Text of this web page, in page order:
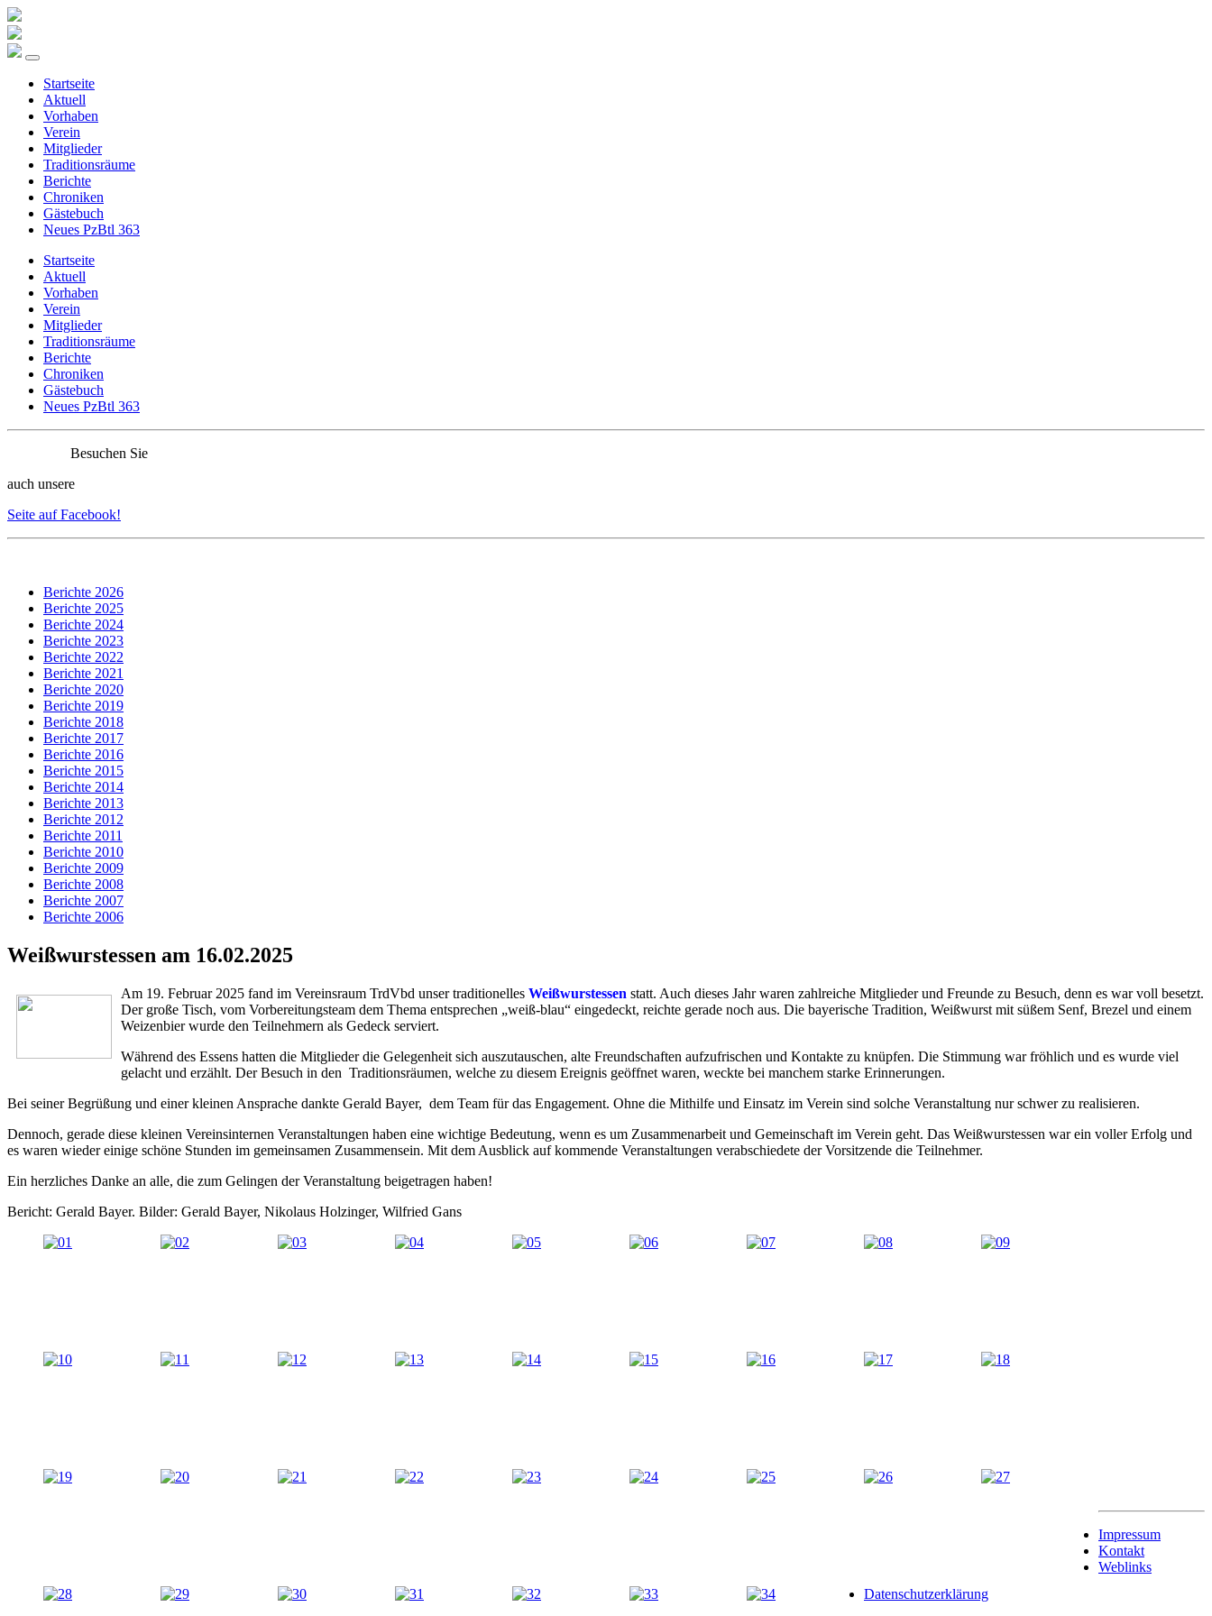
Startseite
Aktuell
Vorhaben
Verein
Mitglieder
Traditionsräume
Berichte
Chroniken
Gästebuch
Neues PzBtl 363
Startseite
Aktuell
Vorhaben
Verein
Mitglieder
Traditionsräume
Berichte
Chroniken
Gästebuch
Neues PzBtl 363
Besuchen Sie
auch unsere
Seite auf Facebook!
Berichte 2026
Berichte 2025
Berichte 2024
Berichte 2023
Berichte 2022
Berichte 2021
Berichte 2020
Berichte 2019
Berichte 2018
Berichte 2017
Berichte 2016
Berichte 2015
Berichte 2014
Berichte 2013
Berichte 2012
Berichte 2011
Berichte 2010
Berichte 2009
Berichte 2008
Berichte 2007
Berichte 2006
Weißwurstessen am 16.02.2025
Am 19. Februar 2025 fand im Vereinsraum TrdVbd unser traditionelles Weißwurstessen statt. Auch dieses Jahr waren zahlreiche Mitglieder und Freunde zu Besuch, denn es war voll besetzt.
Der große Tisch, vom Vorbereitungsteam dem Thema entsprechen „weiß-blau“ eingedeckt, reichte gerade noch aus. Die bayerische Tradition, Weißwurst mit süßem Senf, Brezel und einem
Weizenbier wurde den Teilnehmern als Gedeck serviert.
Während des Essens hatten die Mitglieder die Gelegenheit sich auszutauschen, alte Freundschaften aufzufrischen und Kontakte zu knüpfen. Die Stimmung war fröhlich und es wurde viel
gelacht und erzählt. Der Besuch in den Traditionsräumen, welche zu diesem Ereignis geöffnet waren, weckte bei manchem starke Erinnerungen.
Bei seiner Begrüßung und einer kleinen Ansprache dankte Gerald Bayer, dem Team für das Engagement. Ohne die Mithilfe und Einsatz im Verein sind solche Veranstaltung nur schwer zu realisieren.
Dennoch, gerade diese kleinen Vereinsinternen Veranstaltungen haben eine wichtige Bedeutung, wenn es um Zusammenarbeit und Gemeinschaft im Verein geht. Das Weißwurstessen war ein voller Erfolg und
es waren wieder einige schöne Stunden im gemeinsamen Zusammensein. Mit dem Ausblick auf kommende Veranstaltungen verabschiedete der Vorsitzende die Teilnehmer.
Ein herzliches Danke an alle, die zum Gelingen der Veranstaltung beigetragen haben!
Bericht: Gerald Bayer. Bilder: Gerald Bayer, Nikolaus Holzinger, Wilfried Gans
Impressum
Kontakt
Weblinks
Datenschutzerklärung